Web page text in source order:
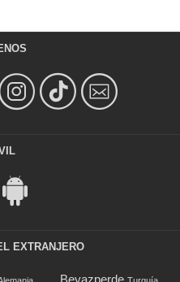
EXTRANJERO
Beyazperde